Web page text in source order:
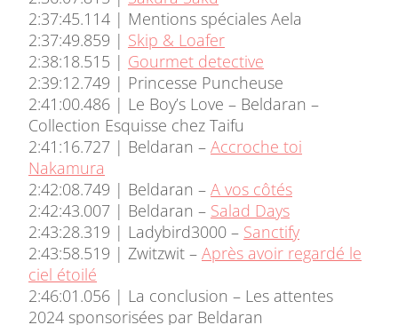
2:37:45.114 | Mentions spéciales Aela
2:37:49.859 | Skip & Loafer
2:38:18.515 | Gourmet detective
2:39:12.749 | Princesse Puncheuse
2:41:00.486 | Le Boy’s Love – Beldaran –
Collection Esquisse chez Taifu
2:41:16.727 | Beldaran – Accroche toi
Nakamura
2:42:08.749 | Beldaran – A vos côtés
2:42:43.007 | Beldaran – Salad Days
2:43:28.319 | Ladybird3000 – Sanctify
2:43:58.519 | Zwitzwit – Après avoir regardé le
ciel étoilé
2:46:01.056 | La conclusion – Les attentes
2024 sponsorisées par Beldaran